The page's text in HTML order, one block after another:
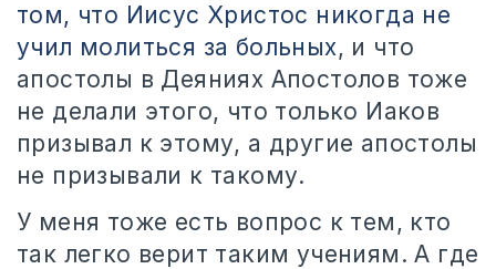
том, что Иисус Христос никогда не
учил молиться за больных, и что
апостолы в Деяниях Апостолов тоже
не делали этого, что только Иаков
призывал к этому, а другие апостолы
не призывали к такому.
У меня тоже есть вопрос к тем, кто
так легко верит таким учениям. А где